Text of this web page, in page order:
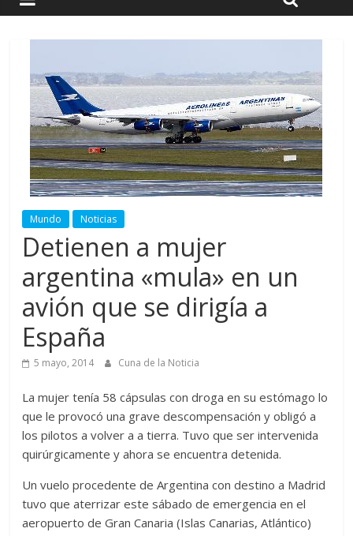
Mundo Noticias
Detienen a mujer
argentina «mula» en un
avión que se dirigía a
España
5 mayo, 2014 Cuna de la Noticia
La mujer tenía 58 cápsulas con droga en su estómago lo
que le provocó una grave descompensación y obligó a
los pilotos a volver a a tierra. Tuvo que ser intervenida
quirúrgicamente y ahora se encuentra detenida.
Un vuelo procedente de Argentina con destino a Madrid
tuvo que aterrizar este sábado de emergencia en el
aeropuerto de Gran Canaria (Islas Canarias, Atlántico)